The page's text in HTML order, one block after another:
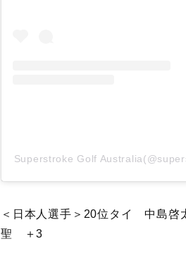
Superstroke Golf
＜日本人選手＞20位タイ 中島
聖 ＋3